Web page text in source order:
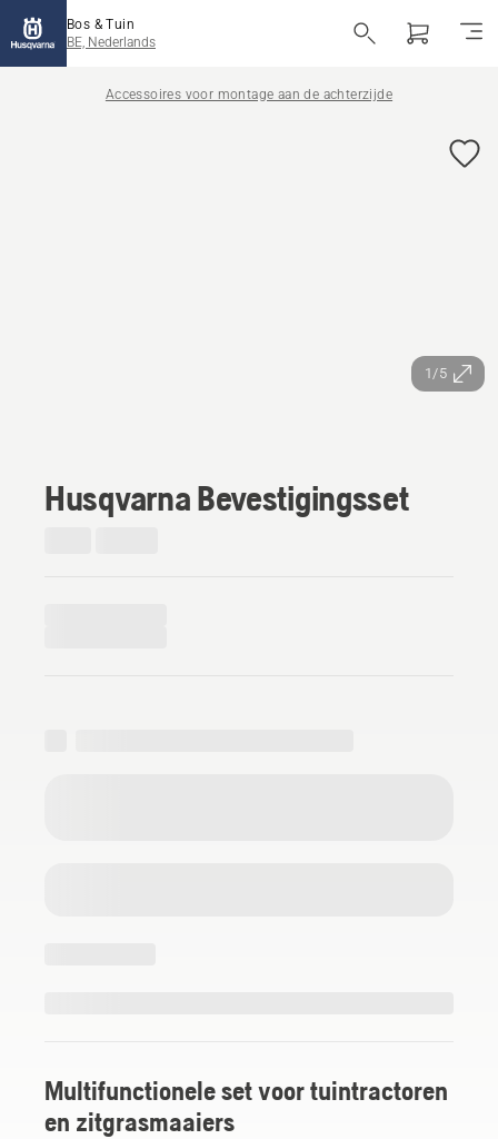
Bos & Tuin
BE, Nederlands
Accessoires voor montage aan de achterzijde
1/5
Husqvarna Bevestigingsset
Multifunctionele set voor tuintractoren
en zitgrasmaaiers